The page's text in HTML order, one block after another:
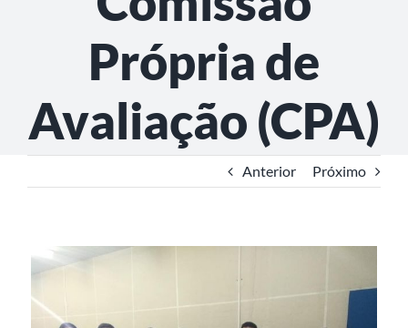
Própria de
Avaliação (CPA)
Anterior Próximo
View
Larger
Image